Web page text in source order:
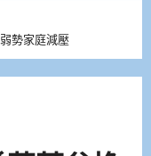
勢家庭減壓